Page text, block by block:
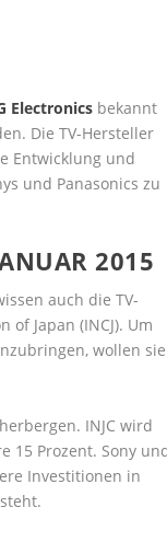
Electronics bekannt
Die TV-Hersteller
Entwicklung und
und Panasonics zu
2015
auch die TV-
Japan (INCJ). Um
wollen sie
INJC wird
15 Prozent. Sony
Investitionen in